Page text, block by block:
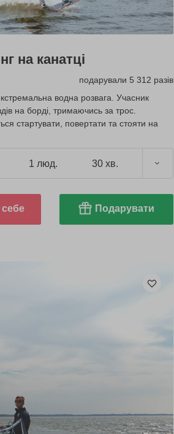
на канатці
подарували 5 312 разів
водна розвага. Учасник
на борді, тримаючись за трос.
стартувати, повертати та стояти на
1 люд. 30 хв.
Подарувати